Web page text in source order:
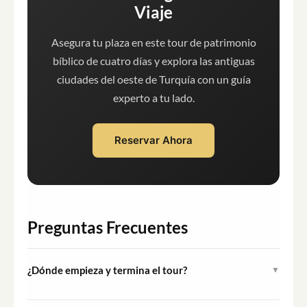
Viaje
Asegura tu plaza en este tour de patrimonio
bíblico de cuatro días y explora las antiguas
ciudades del oeste de Turquía con un guía
experto a tu lado.
Reservar Ahora
Preguntas Frecuentes
¿Dónde empieza y termina el tour? ▼